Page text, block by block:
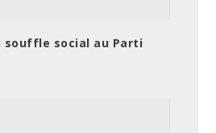
souffle social au Parti